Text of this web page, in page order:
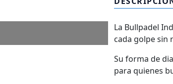
La Bullpadel
cada golpe sin
Su forma de
para quienes